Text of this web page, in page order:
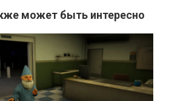
может быть интересно